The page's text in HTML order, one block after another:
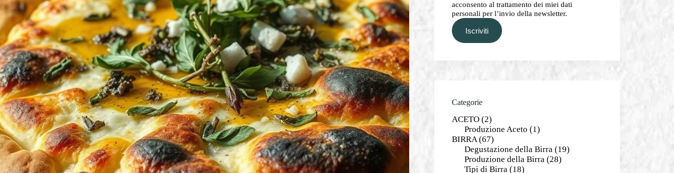
acconsento al trattamento dei miei dati
personali per l’invio della newsletter.
Iscriviti
Categorie
ACETO(2)
Produzione Aceto (1)
BIRRA(67)
Degustazione della Birra (19)
Produzione della Birra (28)
Tipi di Birra (18)